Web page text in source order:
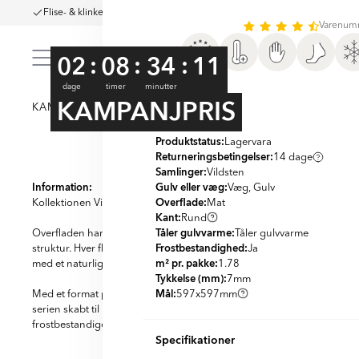
Flise- & klinkeruge
KAMPAGNE KLINKER FLISER
02
dage
:08
timer
: 34
minutter
: 10
KAMPANJPRIS
Item
Information:
Kollektionen Vildsten bringer naturstenens autentiske karakter ind i
Overfladen har en elegant, mat finish med subtile farvenuancer,
struktur. Hver flise har en diskret tekstur, som giver dybde og
med et naturligt præg.
Med et format på 60x60 cm og en slank tykkelse på 7 mm er
serien skabt til intensiv anvendelse, og R10-skridsikkerhed sikrer
frostbestandige og egnet til gulvvarme, hvilket gør dem ideelle til det
Vigtigste info
Produktstatus: Lagervara
Returneringsbetingelser:14 dage
Samlinger:Vildsten
Gulv eller væg:Væg, Gulv
Overflade: Mat
Kant: Rund
Tåler gulvvarme: Tåler gulvvarme
Frostbestandighed:Ja
m² pr. pakke:1.78
Tykkelse (mm):7 mm
Mål:597x597 mm
Specifikationer